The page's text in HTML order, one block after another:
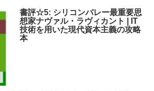
書評☆5: シリコンバレー最重要思
想家ナヴァル・ラヴィカント | IT
技術を用いた現代資本主義の攻略
本